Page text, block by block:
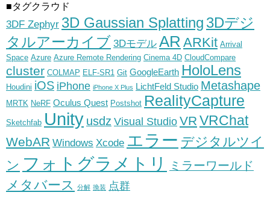
■タグクラウド
3DF Zephyr 3D Gaussian Splatting 3Dデジ
タルアーカイブ 3Dモデル AR ARKit Arrival
Space Azure Azure Remote Rendering Cinema 4D CloudCompare
cluster COLMAP ELF-SR1 Git GoogleEarth HoloLens
Houdini iOS iPhone iPhone X Plus LichtFeld Studio Metashape
MRTK NeRF Oculus Quest Postshot RealityCapture
Sketchfab Unity usdz Visual Studio VR VRChat
WebAR Windows Xcode エラー デジタルツイ
ン フォトグラメトリ ミラーワールド
メタバース 分解 換装 点群